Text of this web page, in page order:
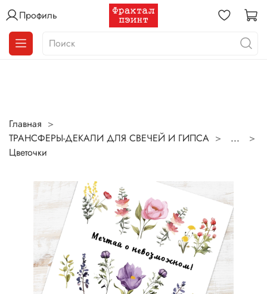
Профиль
Главная
ТРАНСФЕРЫ-ДЕКАЛИ ДЛЯ СВЕЧЕЙ И ГИПСА
...
Цветочки